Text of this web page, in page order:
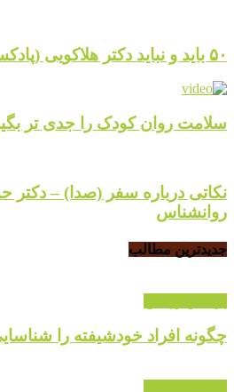
۵۰ باید و نباید دکتر هلاکویی (پادکست)
سلامت روان کودک را جدی تر
نکاتی درباره سفر (صدا) – دکتر
روانشناس
جدیدترین مطالب
چگونه افراد خودشیفته را